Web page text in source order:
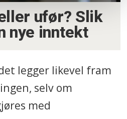
ufør? Slik
nye inntekt
legger likevel fram
selv om
med